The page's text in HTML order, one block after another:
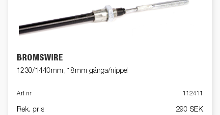
BROMSWIRE
1230/1440mm, 18mm gänga/nippel
Art nr 112411
Rek. pris 290 SEK